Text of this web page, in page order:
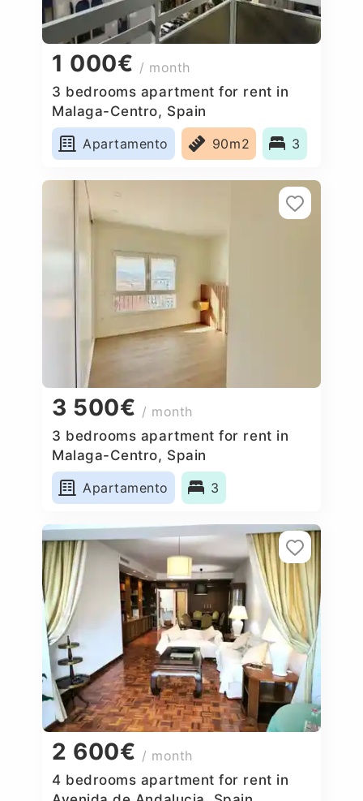
1 000€ / month
3 bedrooms apartment for rent in
Malaga-Centro, Spain
Apartamento
90m2 3
3 500€ / month
3 bedrooms apartment for rent in
Malaga-Centro, Spain
Apartamento
3
2 600€ / month
4 bedrooms apartment for rent in